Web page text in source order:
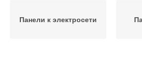
Панели к электросети